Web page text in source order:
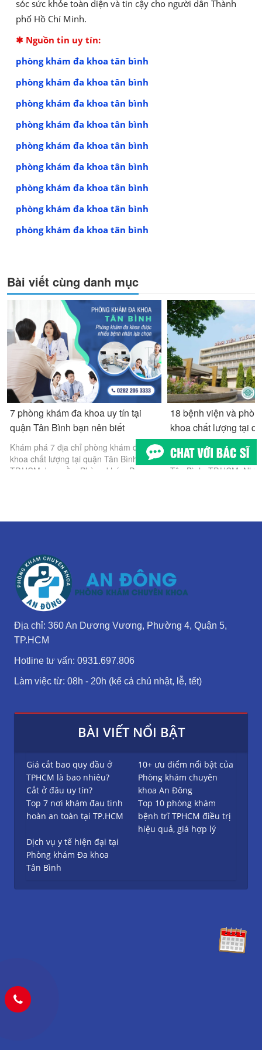
sóc sức khỏe toàn diện và tin cậy cho người dân Thành
phố Hồ Chí Minh.
✱ Nguồn tin uy tín:
phòng khám đa khoa tân bình
phòng khám đa khoa tân bình
phòng khám đa khoa tân bình
phòng khám đa khoa tân bình
phòng khám đa khoa tân bình
phòng khám đa khoa tân bình
phòng khám đa khoa tân bình
phòng khám đa khoa tân bình
phòng khám đa khoa tân bình
Bài viết cùng danh mục
7 phòng khám đa khoa uy tín tại
quận Tân Bình bạn nên biết
Khám phá 7 địa chỉ phòng khám đa
khoa chất lượng tại quận Tân Bình,
TP.HCM, bao gồm Phòng khám Đa
18 bệnh viện và
khoa chất lượng tại
Khám phá danh sách
phòng khám đa khoa
Tân Bình, TP.HCM.
Địa chỉ: 360 An Dương Vương, Phường 4, Quận 5,
TP.HCM
Hotline tư vấn: 0931.697.806
Làm việc từ: 08h - 20h (kể cả chủ nhật, lễ, tết)
BÀI VIẾT NỔI BẬT
Giá cắt bao quy đầu ở
TPHCM là bao nhiêu?
Cắt ở đâu uy tín?
10+ ưu điểm nổi bật của
Phòng khám chuyên
khoa An Đông
Top 7 nơi khám đau tinh
hoàn an toàn tại TP.HCM
Top 10 phòng khám
bệnh trĩ TPHCM điều trị
hiệu quả, giá hợp lý
Dịch vụ y tế hiện đại tại
Phòng khám Đa khoa
Tân Bình